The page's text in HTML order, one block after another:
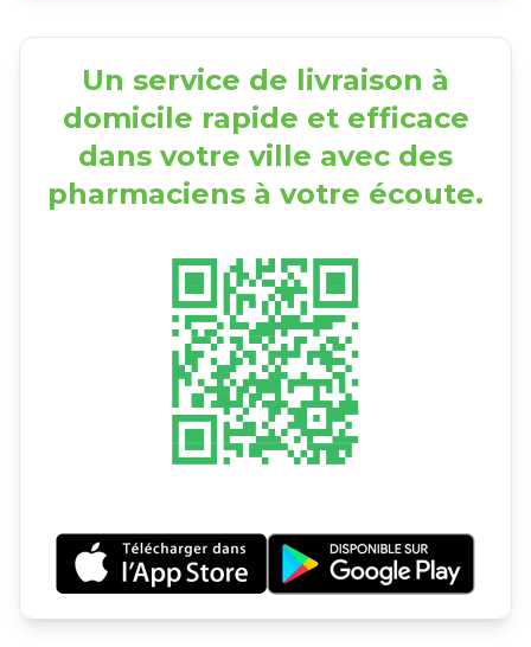
Un service de livraison à
domicile rapide et efficace
dans votre ville avec des
pharmaciens à votre écoute.